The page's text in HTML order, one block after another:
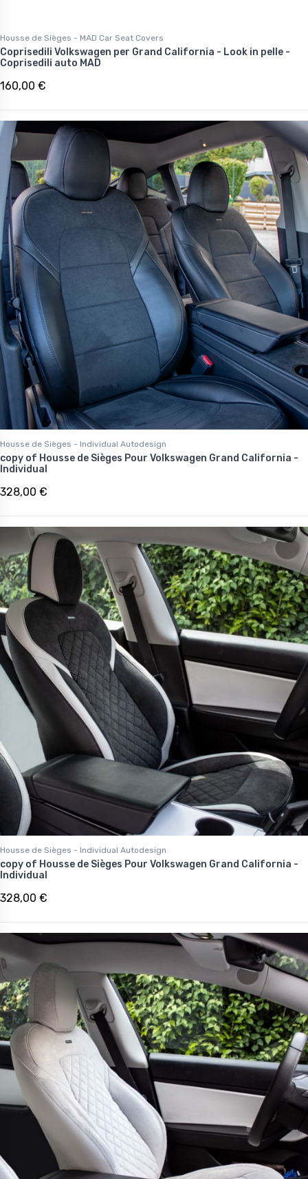
Housse de Sièges - MAD Car Seat Covers
Coprisedili Volkswagen per Grand California - Look in pelle -
Coprisedili auto MAD
160,00 €
Housse de Sièges - Individual Autodesign
copy of Housse de Sièges Pour Volkswagen Grand California -
Individual
328,00 €
Housse de Sièges - Individual Autodesign
copy of Housse de Sièges Pour Volkswagen Grand California -
Individual
328,00 €